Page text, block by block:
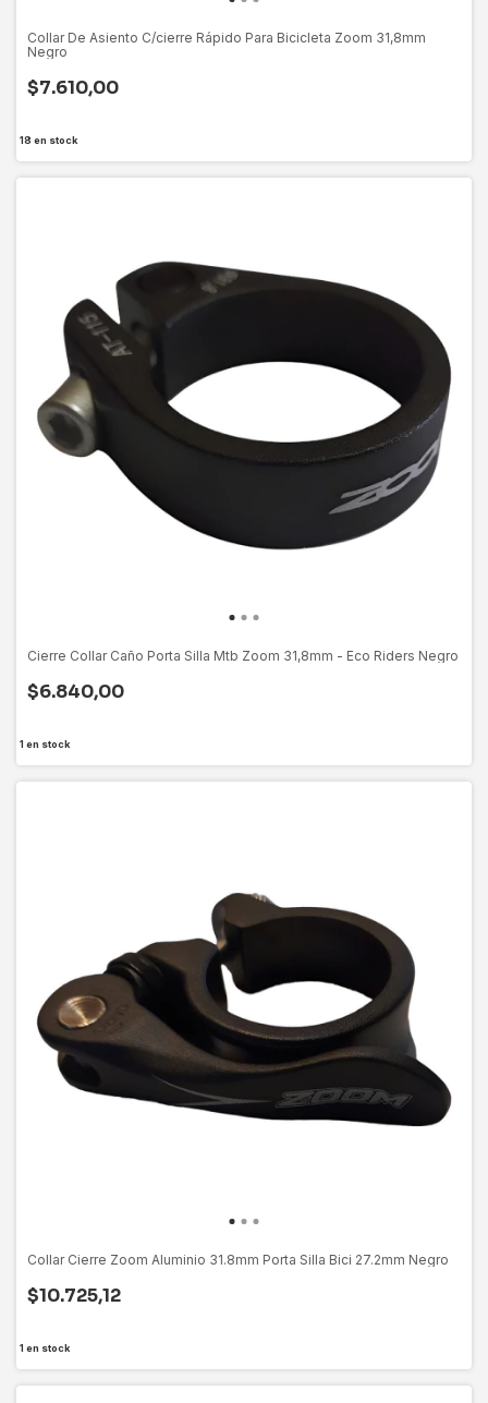
Collar De Asiento C/cierre Rápido Para Bicicleta Zoom 31,8mm
Negro
$7.610,00
18 en stock
Cierre Collar Caño Porta Silla Mtb Zoom 31,8mm - Eco Riders Negro
$6.840,00
1 en stock
Collar Cierre Zoom Aluminio 31.8mm Porta Silla Bici 27.2mm Negro
$10.725,12
1 en stock